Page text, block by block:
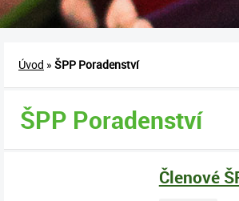
Úvod » ŠPP Poradenství
ŠPP Poradenství
Členové